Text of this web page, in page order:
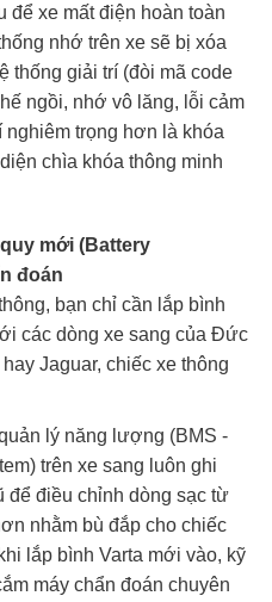
để xe mất điện hoàn toàn
nhớ trên xe sẽ bị xóa
thống giải trí (đòi mã code
ngồi, nhớ vô lăng, lỗi cảm
nghiêm trọng hơn là khóa
chìa khóa thông minh
mới (Battery
đoán
bạn chỉ cần lắp bình
các dòng xe sang của Đức
Jaguar, chiếc xe thông
lý năng lượng (BMS -
trên xe sang luôn ghi
để điều chỉnh dòng sạc từ
nhằm bù đắp cho chiếc
lắp bình Varta mới vào, kỹ
máy chẩn đoán chuyên